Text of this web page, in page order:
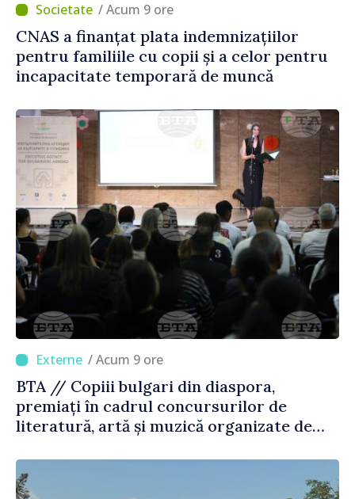
/ Acum 9 ore
CNAS a finanțat plata indemnizațiilor
pentru familiile cu copii și a celor pentru
incapacitate temporară de muncă
/ Acum 9 ore
BTA // Copiii bulgari din diaspora,
premiați în cadrul concursurilor de
literatură, artă și muzică organizate de
Străinătate